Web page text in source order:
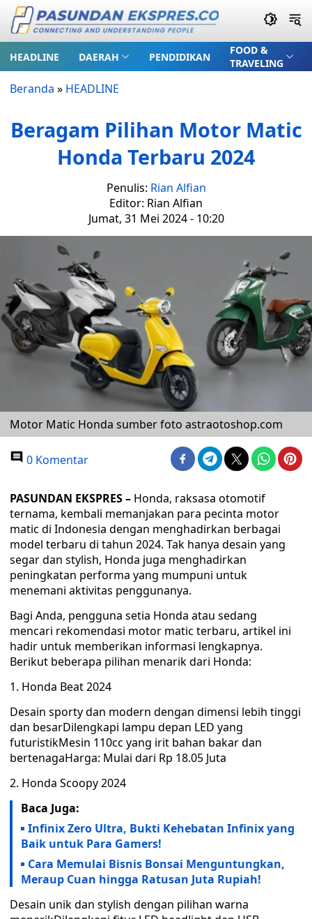
HEADLINE DAERAH PENDIDIKAN
FOOD &
TRAVELING
Beranda » HEADLINE
Beragam Pilihan Motor Matic
Honda Terbaru 2024
Penulis: Rian Alfian
Editor: Rian Alfian
Jumat, 31 Mei 2024 - 10:20
Motor Matic Honda sumber foto astraotoshop.com
0 Komentar
PASUNDAN EKSPRES – Honda, raksasa otomotif
ternama, kembali memanjakan para pecinta motor
matic di Indonesia dengan menghadirkan berbagai
model terbaru di tahun 2024. Tak hanya desain yang
segar dan stylish, Honda juga menghadirkan
peningkatan performa yang mumpuni untuk
menemani aktivitas penggunanya.
Bagi Anda, pengguna setia Honda atau sedang
mencari rekomendasi motor matic terbaru, artikel ini
hadir untuk memberikan informasi lengkapnya.
Berikut beberapa pilihan menarik dari Honda:
1. Honda Beat 2024
Desain sporty dan modern dengan dimensi lebih tinggi
dan besarDilengkapi lampu depan LED yang
futuristikMesin 110cc yang irit bahan bakar dan
bertenagaHarga: Mulai dari Rp 18.05 Juta
2. Honda Scoopy 2024
Baca Juga:
Infinix Zero Ultra, Bukti Kehebatan Infinix yang
Baik untuk Para Gamers!
Cara Memulai Bisnis Bonsai Menguntungkan,
Meraup Cuan hingga Ratusan Juta Rupiah!
Desain unik dan stylish dengan pilihan warna